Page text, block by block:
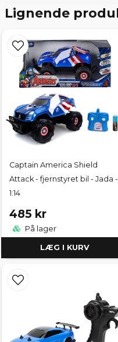
Lignende
Captain America Shield
Attack - fjernstyret bil - Jada -
1:14
485 kr
På lager
LÆG I KURV